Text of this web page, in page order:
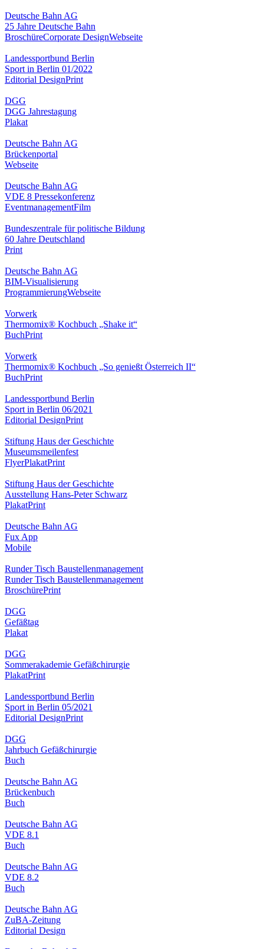
Deutsche Bahn AG
25 Jahre Deutsche Bahn
BroschüreCorporate DesignWebseite
Landessportbund Berlin
Sport in Berlin 01/2022
Editorial DesignPrint
DGG
DGG Jahrestagung
Plakat
Deutsche Bahn AG
Brückenportal
Webseite
Deutsche Bahn AG
VDE 8 Pressekonferenz
EventmanagementFilm
Bundeszentrale für politische Bildung
60 Jahre Deutschland
Print
Deutsche Bahn AG
BIM-Visualisierung
ProgrammierungWebseite
Vorwerk
Thermomix® Kochbuch „Shake it“
BuchPrint
Vorwerk
Thermomix® Kochbuch „So genießt Österreich II“
BuchPrint
Landessportbund Berlin
Sport in Berlin 06/2021
Editorial DesignPrint
Stiftung Haus der Geschichte
Museumsmeilenfest
FlyerPlakatPrint
Stiftung Haus der Geschichte
Ausstellung Hans-Peter Schwarz
PlakatPrint
Deutsche Bahn AG
Fux App
Mobile
Runder Tisch Baustellenmanagement
Runder Tisch Baustellenmanagement
BroschürePrint
DGG
Gefäßtag
Plakat
DGG
Sommerakademie Gefäßchirurgie
PlakatPrint
Landessportbund Berlin
Sport in Berlin 05/2021
Editorial DesignPrint
DGG
Jahrbuch Gefäßchirurgie
Buch
Deutsche Bahn AG
Brückenbuch
Buch
Deutsche Bahn AG
VDE 8.1
Buch
Deutsche Bahn AG
VDE 8.2
Buch
Deutsche Bahn AG
ZuBA-Zeitung
Editorial Design